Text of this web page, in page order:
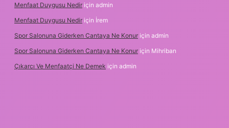
Menfaat Duygusu Nedir için admin
Menfaat Duygusu Nedir için İrem
Spor Salonuna Giderken Cantaya Ne Konur için admin
Spor Salonuna Giderken Cantaya Ne Konur için Mihriban
Çıkarcı Ve Menfaatçi Ne Demek için admin